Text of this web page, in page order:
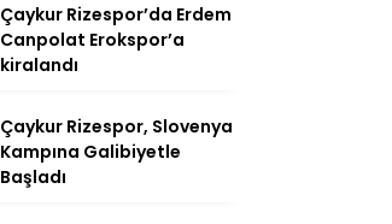
Çaykur Rizespor’da Erdem
Canpolat Erokspor’a
kiralandı
Çaykur Rizespor, Slovenya
Kampına Galibiyetle
Başladı